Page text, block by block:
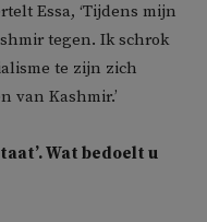
Essa, ‘Tijdens mijn
tegen. Ik schrok
te zijn zich
van Kashmir.’
Wat bedoelt u